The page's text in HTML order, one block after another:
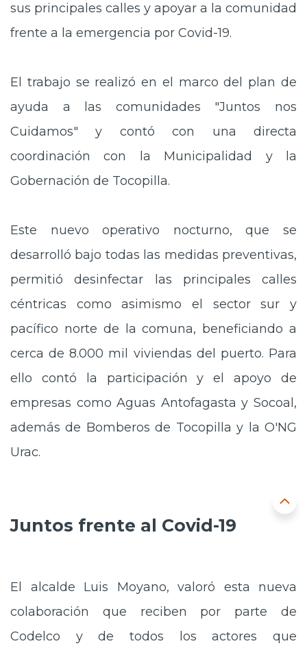
sus principales calles y apoyar a la comunidad
frente a la emergencia por Covid-19.
El trabajo se realizó en el marco del plan de
ayuda a las comunidades "Juntos nos
Cuidamos" y contó con una directa
coordinación con la Municipalidad y la
Gobernación de Tocopilla.
Este nuevo operativo nocturno, que se
desarrolló bajo todas las medidas preventivas,
permitió desinfectar las principales calles
céntricas como asimismo el sector sur y
pacífico norte de la comuna, beneficiando a
cerca de 8.000 mil viviendas del puerto. Para
ello contó la participación y el apoyo de
empresas como Aguas Antofagasta y Socoal,
además de Bomberos de Tocopilla y la O'NG
Urac.
Juntos frente al Covid-19
El alcalde Luis Moyano, valoró esta nueva
colaboración que reciben por parte de
Codelco y de todos los actores que